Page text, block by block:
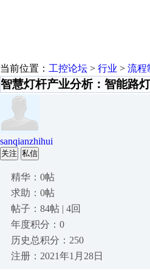
当前位置： 工控论坛 > 行业 > 流程
智慧灯杆产业分析：智能路
sanqianzhihui
关注 私信
精华：0帖
求助：0帖
帖子：84帖 | 4回
年度积分：0
历史总积分：250
注册：2021年1月28日